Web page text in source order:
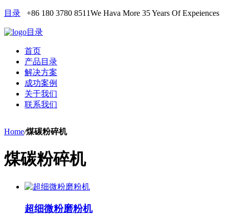
目录 +86 180 3780 8511We Hava More 35 Years Of Expeiences
目录
首页
产品目录
解决方案
成功案例
关于我们
联系我们
Home/煤碳粉碎机
煤碳粉碎机
超细微粉磨粉机